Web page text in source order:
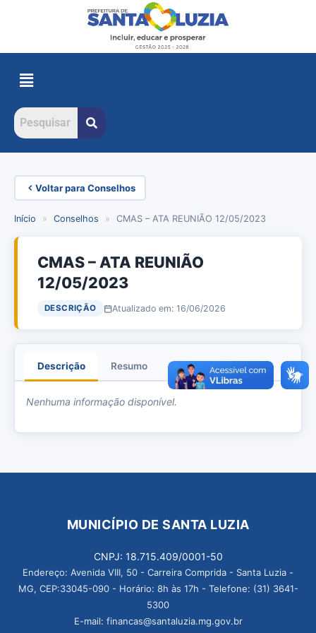
Voltar para Conselhos
Início » Conselhos » CMAS – ATA REUNIÃO 12/05/2023
CMAS – ATA REUNIÃO
12/05/2023
DESCRIÇÃO Atualizado em: 16/06/2026
Descrição Resumo Anexos
Nenhuma informação disponível.
MUNICÍPIO DE SANTA LUZIA
CNPJ: 18.715.409/0001-50
Endereço: Avenida VIII, 50 - Carreira Comprida - Santa Luzia -
MG, CEP:33045-090 - Horário: 8h às 17h - Telefone: (31) 3641-
5300
E-mail: financas@santaluzia.mg.gov.br